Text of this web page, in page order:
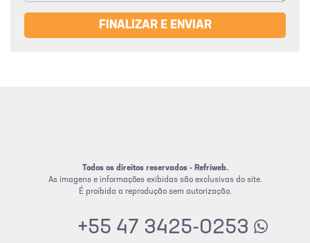
FINALIZAR E ENVIAR
Todos os direitos reservados - Refriweb.
As imagens e informações exibidas são exclusivas do site.
É proibida a reprodução sem autorização.
+55 47 3425-0253